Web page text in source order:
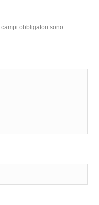
I campi obbligatori sono